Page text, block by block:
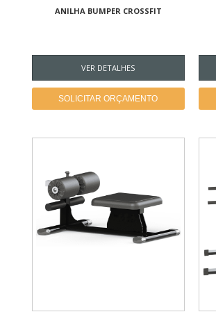
ANILHA BUMPER CROSSFIT
VER DETALHES
SOLICITAR ORÇAMENTO